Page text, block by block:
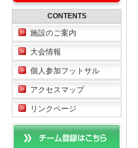
CONTENTS
施設のご案内
大会情報
個人参加フットサル
アクセスマップ
リンクページ